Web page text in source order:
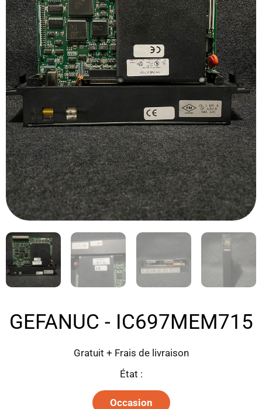
GEFANUC - IC697MEM715
Gratuit + Frais de livraison
État :
Occasion